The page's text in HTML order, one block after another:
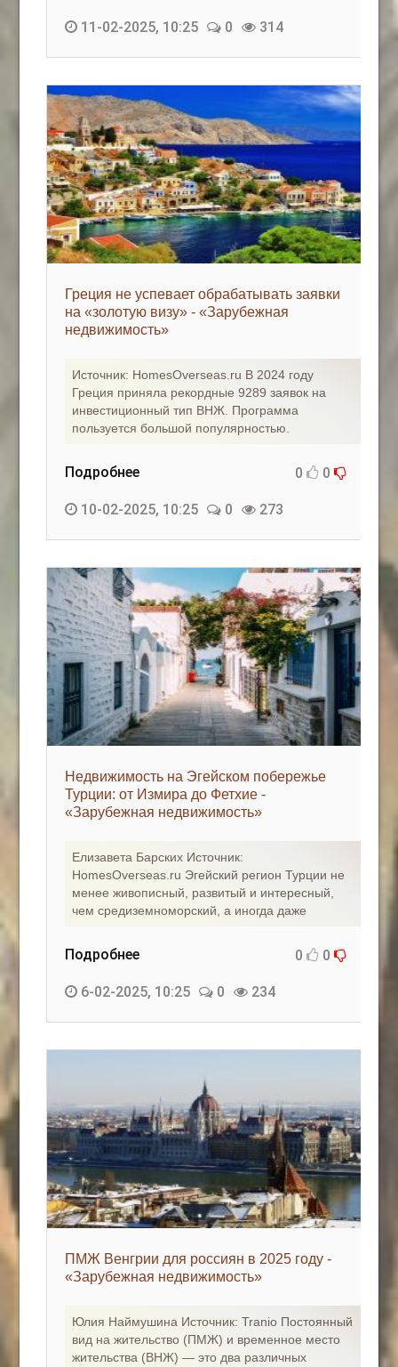
11-02-2025, 10:25 0 314
Греция не успевает обрабатывать заявки
на «золотую визу» - «Зарубежная
недвижимость»
Источник: HomesOverseas.ru В 2024 году
Греция приняла рекордные 9289 заявок на
инвестиционный тип ВНЖ. Программа
пользуется большой популярностью.
Подробнее 0 0
10-02-2025, 10:25 0 273
Недвижимость на Эгейском побережье
Турции: от Измира до Фетхие -
«Зарубежная недвижимость»
Елизавета Барских Источник:
HomesOverseas.ru Эгейский регион Турции не
менее живописный, развитый и интересный,
чем средиземноморский, а иногда даже
Подробнее 0 0
6-02-2025, 10:25 0 234
ПМЖ Венгрии для россиян в 2025 году -
«Зарубежная недвижимость»
Юлия Наймушина Источник: Tranio Постоянный
вид на жительство (ПМЖ) и временное место
жительства (ВНЖ) — это два различных